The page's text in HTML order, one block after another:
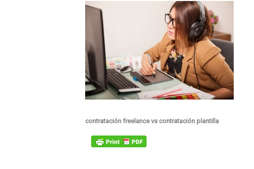
contratación freelance vs contratación plantilla